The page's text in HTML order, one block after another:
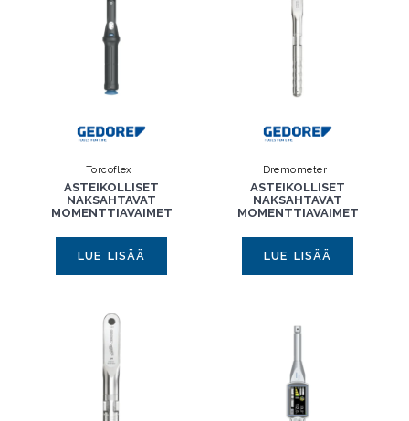
Torcoflex
ASTEIKOLLISET
NAKSAHTAVAT
MOMENTTIAVAIMET
LUE LISÄÄ
Dremometer
ASTEIKOLLISET
NAKSAHTAVAT
MOMENTTIAVAIMET
LUE LISÄÄ